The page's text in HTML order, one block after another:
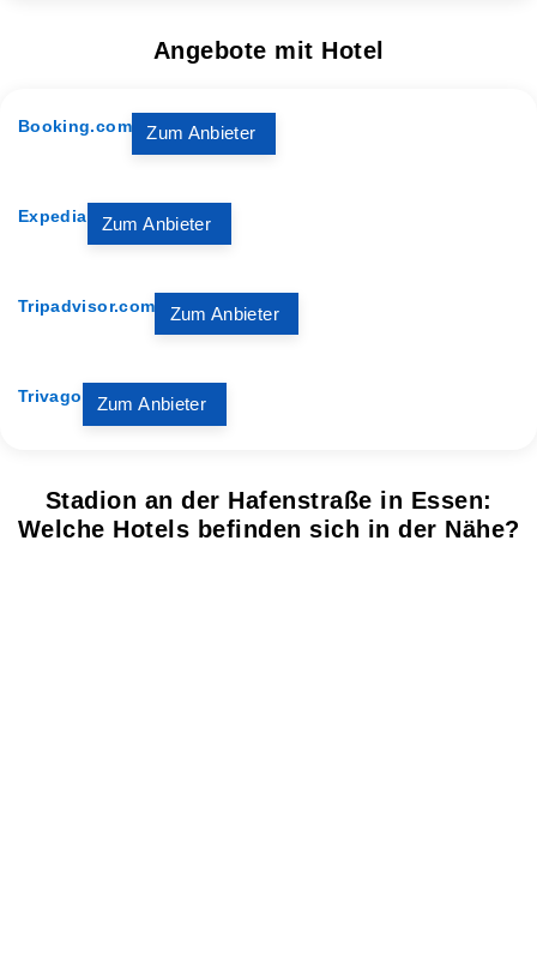
Angebote mit Hotel
Booking.com Zum Anbieter
Expedia Zum Anbieter
Tripadvisor.com Zum Anbieter
Trivago Zum Anbieter
Stadion an der Hafenstraße in Essen:
Welche Hotels befinden sich in der Nähe?